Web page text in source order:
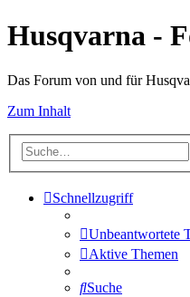
Husqvarna -
Das Forum von und für
Zum Inhalt
Schnellzugriff
Unbeantwortete
Aktive Themen
Suche